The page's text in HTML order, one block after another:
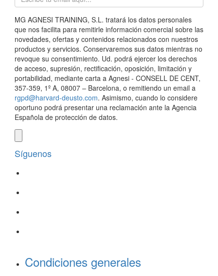
MG AGNESI TRAINING, S.L. tratará los datos personales
que nos facilita para remitirle información comercial sobre las
novedades, ofertas y contenidos relacionados con nuestros
productos y servicios. Conservaremos sus datos mientras no
revoque su consentimiento. Ud. podrá ejercer los derechos
de acceso, supresión, rectificación, oposición, limitación y
portabilidad, mediante carta a Agnesi - CONSELL DE CENT,
357-359, 1º A, 08007 – Barcelona, o remitiendo un email a
rgpd@harvard-deusto.com. Asimismo, cuando lo considere
oportuno podrá presentar una reclamación ante la Agencia
Española de protección de datos.
Síguenos
Condiciones generales